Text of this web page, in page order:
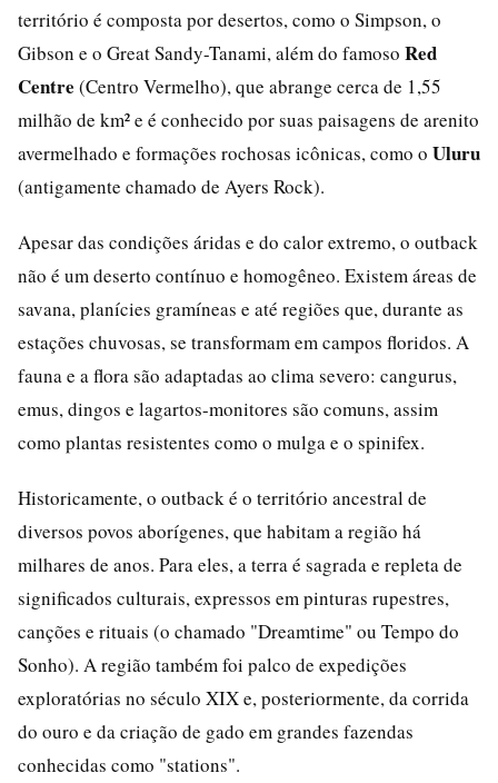
território é composta por desertos, como o Simpson, o
Gibson e o Great Sandy-Tanami, além do famoso Red
Centre (Centro Vermelho), que abrange cerca de 1,55
milhão de km² e é conhecido por suas paisagens de arenito
avermelhado e formações rochosas icônicas, como o Uluru
(antigamente chamado de Ayers Rock).
Apesar das condições áridas e do calor extremo, o outback
não é um deserto contínuo e homogêneo. Existem áreas de
savana, planícies gramíneas e até regiões que, durante as
estações chuvosas, se transformam em campos floridos. A
fauna e a flora são adaptadas ao clima severo: cangurus,
emus, dingos e lagartos-monitores são comuns, assim
como plantas resistentes como o mulga e o spinifex.
Historicamente, o outback é o território ancestral de
diversos povos aborígenes, que habitam a região há
milhares de anos. Para eles, a terra é sagrada e repleta de
significados culturais, expressos em pinturas rupestres,
canções e rituais (o chamado "Dreamtime" ou Tempo do
Sonho). A região também foi palco de expedições
exploratórias no século XIX e, posteriormente, da corrida
do ouro e da criação de gado em grandes fazendas
conhecidas como "stations".